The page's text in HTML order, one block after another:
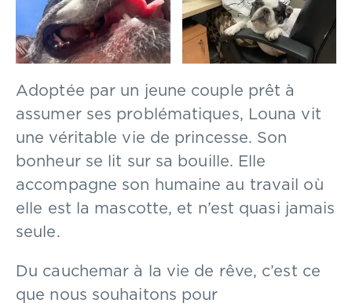
Adoptée par un jeune couple prêt à
assumer ses problématiques, Louna vit
une véritable vie de princesse. Son
bonheur se lit sur sa bouille. Elle
accompagne son humaine au travail où
elle est la mascotte, et n’est quasi jamais
seule.
Du cauchemar à la vie de rêve, c’est ce
que nous souhaitons pour